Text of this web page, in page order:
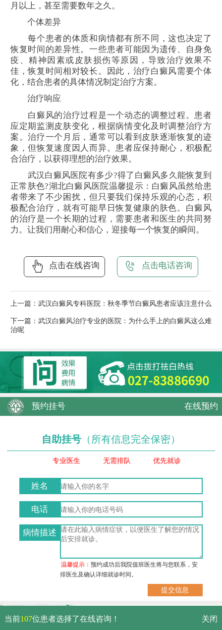
月以上，甚至需要数年之久。
个体差异
每个患者的体质和病情都有所不同，这也决定了
恢复时间的差异性。一些患者可能因为遗传、自身免
疫、精神因素或皮肤损伤等原因，导致治疗效果不
佳，恢复时间相对较长。因此，治疗白癜风需要个体
化，结合患者的具体情况制定治疗方案。
治疗响应
白癜风的治疗过程是一个动态的调整过程。患者
应定期监测皮肤变化，根据病情变化及时调整治疗方
案。治疗一个月后，通常可以看到皮肤逐渐恢复的迹
象，但恢复速度因人而异。患者应保持耐心，积极配
合治疗，以获得理想的治疗效果。
武汉白癜风医院有多少?得了白癜风多久能恢复到
正常肤色?湖北白癜风医院温馨提示：白癜风虽然给患
者带来了不少困扰，但只要我们保持乐观的心态，积
极配合治疗，就有可能早日恢复健康的肤色。白癜风
的治疗是一个长期的过程，需要患者和医生的共同努
力。让我们用耐心和信心，迎接每一个恢复的瞬间。
点击在线咨询 点击电话咨询
上一篇： 武汉白癜风专科医院：秋冬季节白癜风患者应该注意什么
下一篇： 武汉白癜风治疗专业的医院：为什么手上的白癜风这么难
治呢
预约挂号 在线预约
自助挂号 （所有信息完全保密）
专业医生 无需排队 优先就诊
姓名
电话
病情描述
温馨提示：预约成功后我院值班医生将与您联系，安
排医生及确认详细就诊时间。
武汉市硚口区解放大道479号
免费电话：
当前107位患者选择了在线咨询！ 关闭